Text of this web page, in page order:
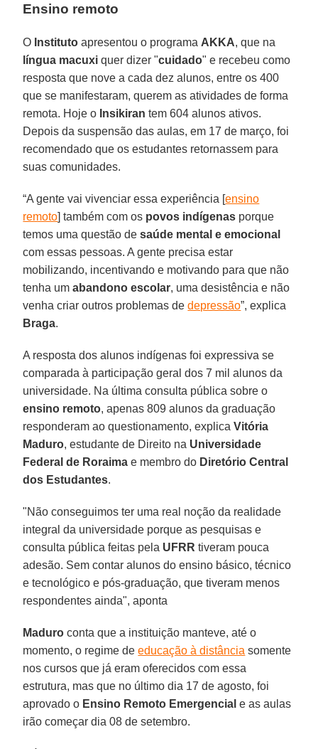
Ensino remoto
O Instituto apresentou o programa AKKA, que na
língua macuxi quer dizer "cuidado" e recebeu como
resposta que nove a cada dez alunos, entre os 400
que se manifestaram, querem as atividades de forma
remota. Hoje o Insikiran tem 604 alunos ativos.
Depois da suspensão das aulas, em 17 de março, foi
recomendado que os estudantes retornassem para
suas comunidades.
“A gente vai vivenciar essa experiência [ensino
remoto] também com os povos indígenas porque
temos uma questão desaúde mental e emocional
com essas pessoas. A gente precisa estar
mobilizando, incentivando e motivando para que não
tenha umabandono escolar, uma desistência e não
venha criar outros problemas dedepressão”, explica
Braga.
A resposta dos alunos indígenas foi expressiva se
comparada à participação geral dos 7 mil alunos da
universidade. Na última consulta pública sobre o
ensino remoto, apenas 809 alunos da graduação
responderam ao questionamento, explicaVitória
Maduro, estudante de Direito na Universidade
Federal de Roraima e membro do Diretório Central
dos Estudantes.
"Não conseguimos ter uma real noção da realidade
integral da universidade porque as pesquisas e
consulta pública feitas pela UFRR tiveram pouca
adesão. Sem contar alunos do ensino básico, técnico
e tecnológico e pós-graduação, que tiveram menos
respondentes ainda", aponta
Maduro conta que a instituição manteve, até o
momento, o regime deeducação à distância somente
nos cursos que já eram oferecidos com essa
estrutura, mas que no último dia 17 de agosto, foi
aprovado o Ensino Remoto Emergencial e as aulas
irão começar dia 08 de setembro.